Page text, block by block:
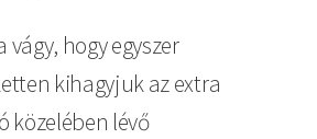
hogy egyszer
kihagyjuk az extra
közelében lévő